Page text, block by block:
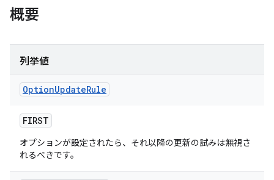
概要
列挙値
OptionUpdateRule
FIRST
オプションが設定されたら、それ以降の更新の試みは無視さ
れるべきです。